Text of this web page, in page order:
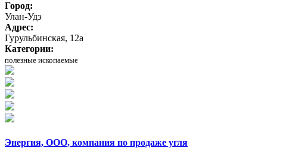
Город:
Улан-Удэ
Адрес:
Гурульбинская, 12а
Категории:
полезные ископаемые
Энергия, ООО, компания по продаже угля